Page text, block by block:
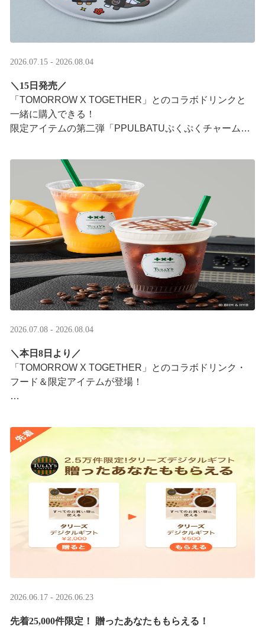
2026.07.15 - 2026.08.04
＼15日発売／
「TOMORROW X TOGETHER」とのコラボドリンクと
一緒に購入できる！​
限定アイテムの第二弾「PPULBATUぷくぷくチャーム」​
2026.07.08 - 2026.08.04
＼本日8日より／
「TOMORROW X TOGETHER」とのコラボドリンク・
フード＆限定アイテムが登場！
2026.06.17 - 2026.06.23
先着25,000件限定！​ 贈ったあなたももらえる！